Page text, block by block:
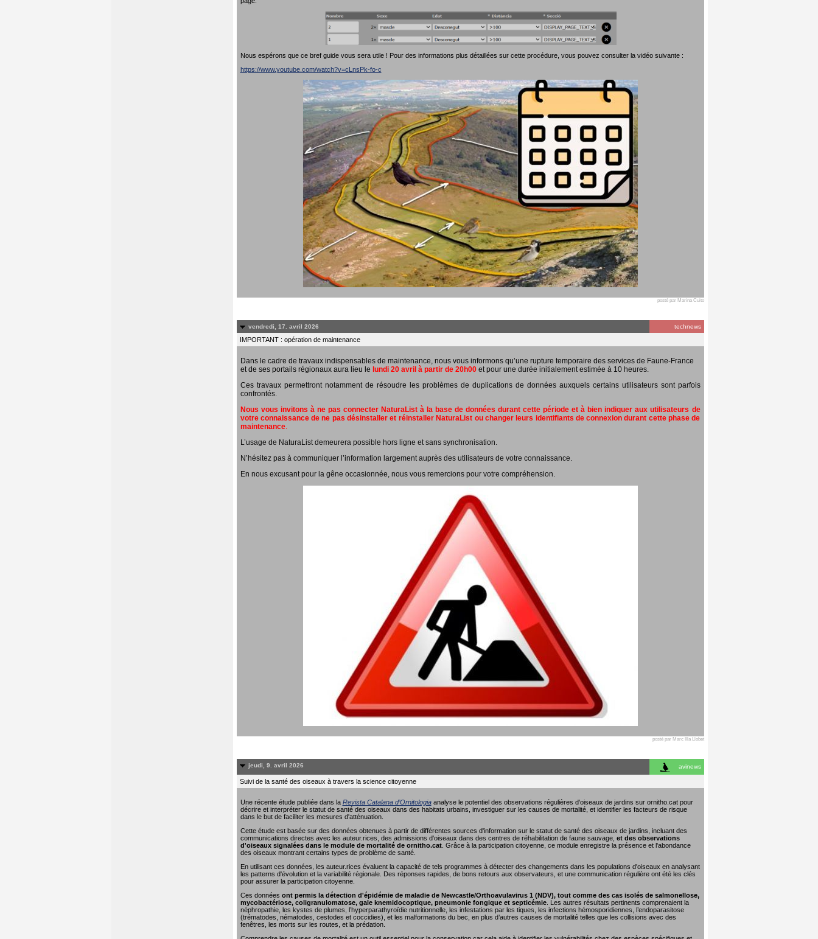
Nous espérons que ce bref guide vous sera utile ! Pour des informations plus détaillées sur cette procédure, vous pouvez consulter la vidéo suivante :
https://www.youtube.com/watch?v=cLnsPk-fo-c
posté par Marina Cuito
vendredi, 17. avril 2026 technews
IMPORTANT : opération de maintenance
Dans le cadre de travaux indispensables de maintenance, nous vous informons qu’une rupture temporaire des services de Faune-France
et de ses portails régionaux aura lieu le lundi 20 avril à partir de 20h00 et pour une durée initialement estimée à 10 heures.
Ces travaux permettront notamment de résoudre les problèmes de duplications de données auxquels certains utilisateurs sont parfois
confrontés.
Nous vous invitons à ne pas connecter NaturaList à la base de données durant cette période et à bien indiquer aux utilisateurs de
votre connaissance de ne pas désinstaller et réinstaller NaturaList ou changer leurs identifiants de connexion durant cette phase de
maintenance.
L’usage de NaturaList demeurera possible hors ligne et sans synchronisation.
N’hésitez pas à communiquer l’information largement auprès des utilisateurs de votre connaissance.
En nous excusant pour la gêne occasionnée, nous vous remercions pour votre compréhension.
posté par Marc Illa Llobet
jeudi, 9. avril 2026 avinews
Suivi de la santé des oiseaux à travers la science citoyenne
Une récente étude publiée dans la Revista Catalana d’Ornitologiaanalyse le potentiel des observations régulières d'oiseaux de jardins sur ornitho.cat pour
décrire et interpréter le statut de santé des oiseaux dans des habitats urbains, investiguer sur les causes de mortalité, et identifier les facteurs de risque
dans le but de faciliter les mesures d'atténuation.
Cette étude est basée sur des données obtenues à partir de différentes sources d'information sur le statut de santé des oiseaux de jardins, incluant des
communications directes avec les auteur.rices, des admissions d'oiseaux dans des centres de réhabilitation de faune sauvage, et des observations
d'oiseaux signalées dans le module de mortalité de ornitho.cat. Grâce à la participation citoyenne, ce module enregistre la présence et l'abondance
des oiseaux montrant certains types de problème de santé.
En utilisant ces données, les auteur.rices évaluent la capacité de tels programmes à détecter des changements dans les populations d'oiseaux en analysant
les patterns d'évolution et la variabilité régionale. Des réponses rapides, de bons retours aux observateurs, et une communication régulière ont été les clés
pour assurer la participation citoyenne.
Ces données ont permis la détection d'épidémie de maladie de Newcastle/Orthoavulavirus 1 (NDV), tout comme des cas isolés de salmonellose,
mycobactériose, coligranulomatose, gale knemidocoptique, pneumonie fongique et septicémie. Les autres résultats pertinents comprenaient la
néphropathie, les kystes de plumes, l’hyperparathyroïdie nutritionnelle, les infestations par les tiques, les infections hémosporidiennes, l’endoparasitose
(trématodes, nématodes, cestodes et coccidies), et les malformations du bec, en plus d’autres causes de mortalité telles que les collisions avec des
fenêtres, les morts sur les routes, et la prédation.